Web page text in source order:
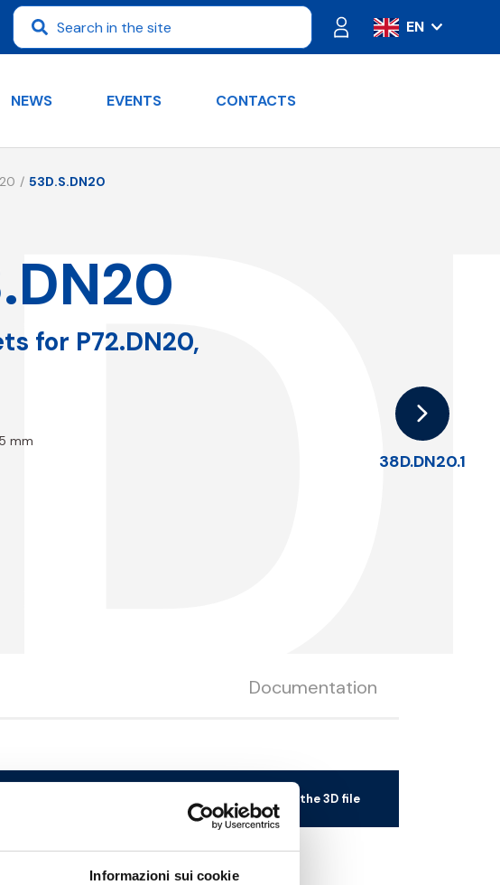
Informazioni sui cookie
EN
IT
PT
NEWS EVENTS CONTACTS
53D.S.DN20
38D.DN20.1
for P72.DN20,
mm
Documentation
Download the 3D file
1 -